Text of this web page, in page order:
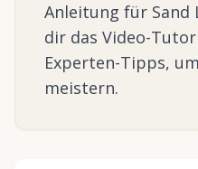
Anleitung für Sand
dir das Video-
Experten-Tipps,
meistern.